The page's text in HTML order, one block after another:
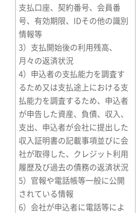
支払口座、契約番号、会員番
号、有効期限、IDその他の識別
情報等
3）支払開始後の利用残高、
月々の返済状況
4）申込者の支払能力を調査す
るため又は支払途上における支
払能力を調査するため、申込者
が申告した資産、負債、収入、
支出、申込者が会社に提出した
収入証明書の記載事項並びに会
社が取得した、クレジット利用
履歴及び過去の債務の返済状況
5）官報や電話帳等一般に公開
されている情報
6）会社が申込者に電話等によ